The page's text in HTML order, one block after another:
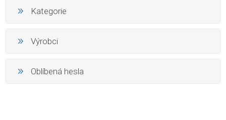
Kategorie
Výrobci
Oblíbená hesla